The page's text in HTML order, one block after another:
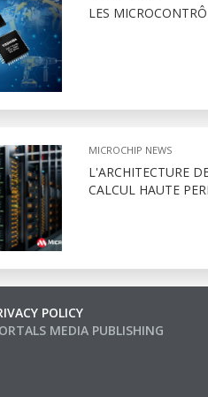
LES
MICROCHIP NEWS
L'ARCHITECTURE
CALCUL HAUTE
POLICY
MEDIA PUBLISHING